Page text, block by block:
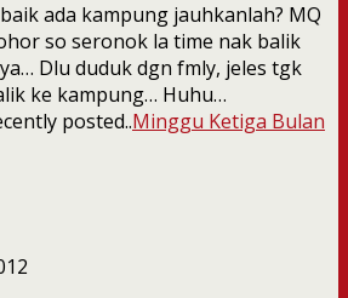
ada kampung jauhkanlah? MQ
so seronok la time nak balik
Dlu duduk dgn fmly, jeles tgk
ke kampung… Huhu…
posted..Minggu Ketiga Bulan